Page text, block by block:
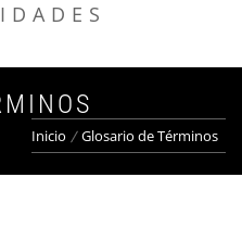
Inicio Glosario de Términos